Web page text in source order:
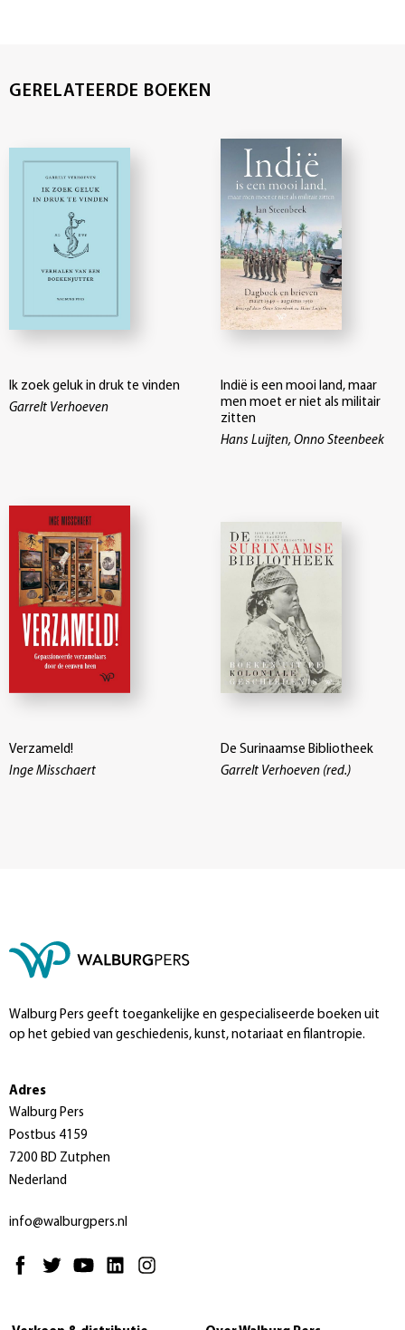
GERELATEERDE BOEKEN
Ik zoek geluk in druk te vinden
Garrelt Verhoeven
Indië is een mooi land, maar
men moet er niet als militair
zitten
Hans Luijten, Onno Steenbeek
Verzameld!
Inge Misschaert
De Surinaamse Bibliotheek
Garrelt Verhoeven (red.)
Walburg Pers geeft toegankelijke en gespecialiseerde boeken uit
op het gebied van geschiedenis, kunst, notariaat en filantropie.
Adres
Walburg Pers
Postbus 4159
7200 BD Zutphen
Nederland
info@walburgpers.nl